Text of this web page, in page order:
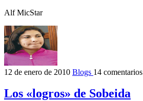
Alf MicStar
12 de enero de 2010 Blogs 14 comentarios
Los «logros» de Sobeida